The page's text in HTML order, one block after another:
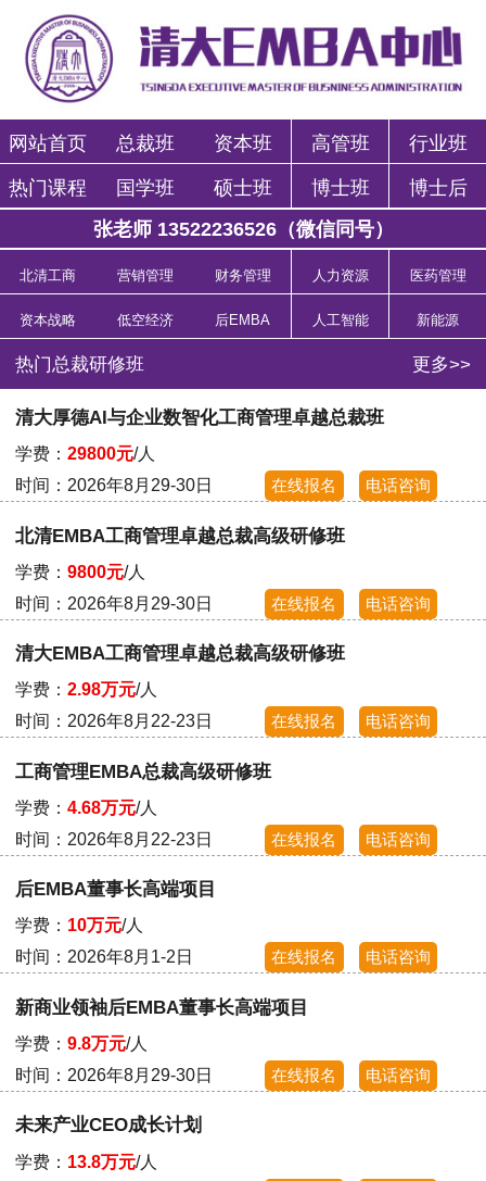
网站首页 总裁班 资本班 高管班 行业班
热门课程 国学班 硕士班 博士班 博士后
张老师 13522236526（微信同号）
北清工商 营销管理 财务管理 人力资源 医药管理
资本战略 低空经济 后EMBA 人工智能 新能源
热门总裁研修班 更多>>
清大厚德AI与企业数智化工商管理卓越总裁班
学费：29800元/人
时间：2026年8月29-30日
在线报名 电话咨询
北清EMBA工商管理卓越总裁高级研修班
学费：9800元/人
时间：2026年8月29-30日
在线报名 电话咨询
清大EMBA工商管理卓越总裁高级研修班
学费：2.98万元/人
时间：2026年8月22-23日
在线报名 电话咨询
工商管理EMBA总裁高级研修班
学费：4.68万元/人
时间：2026年8月22-23日
在线报名 电话咨询
后EMBA董事长高端项目
学费： 10万元/人
时间：2026年8月1-2日
在线报名 电话咨询
新商业领袖后EMBA董事长高端项目
学费：9.8万元/人
时间：2026年8月29-30日
在线报名 电话咨询
未来产业CEO成长计划
学费： 13.8万元/人